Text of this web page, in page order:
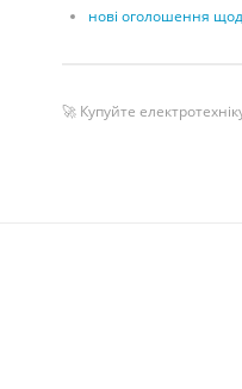
нові оголошення
🚀 Купуйте